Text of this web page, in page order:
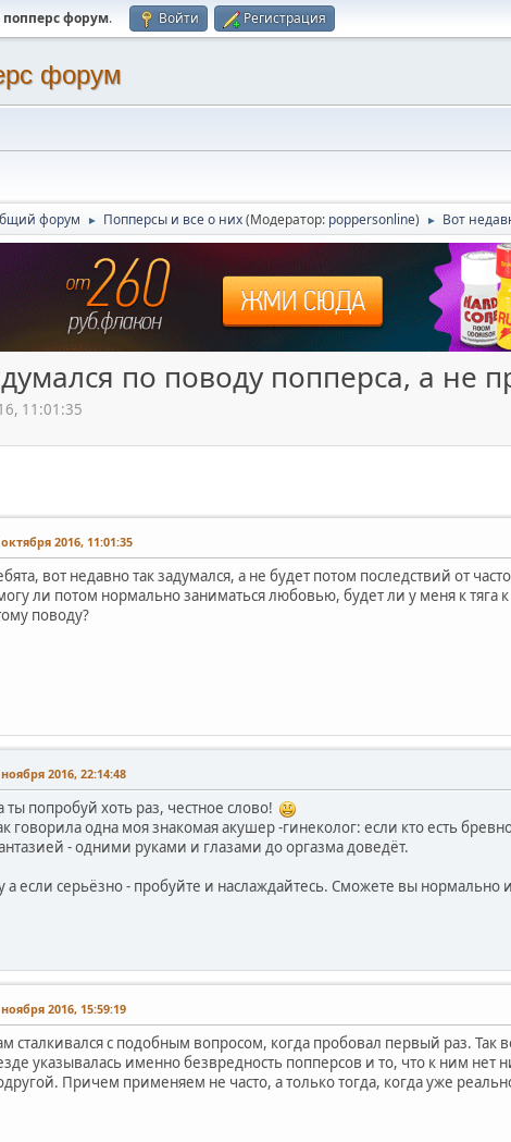
попперс форум. Войти Регистрация
форум
форум ► Попперсы и все о них(Модератор: poppersonline) ► Вот
по поводу попперса, а не
11:01:35
2016, 11:01:35
вот недавно так задумался, а не будет потом последствий от
ли потом нормально заниматься любовью, будет ли у меня к
поводу?
2016, 22:14:48
ты попробуй хоть раз, честное слово!
говорила одна моя знакомая акушер -гинеколог: если кто есть
- одними руками и глазами до оргазма доведёт.
а если серьёзно - пробуйте и наслаждайтесь. Сможете вы нормально
2016, 15:59:19
сталкивался с подобным вопросом, когда пробовал первый раз. Так
указывалась именно безвредность попперсов и то, что к ним
Причем применяем не часто, а только тогда, когда уже